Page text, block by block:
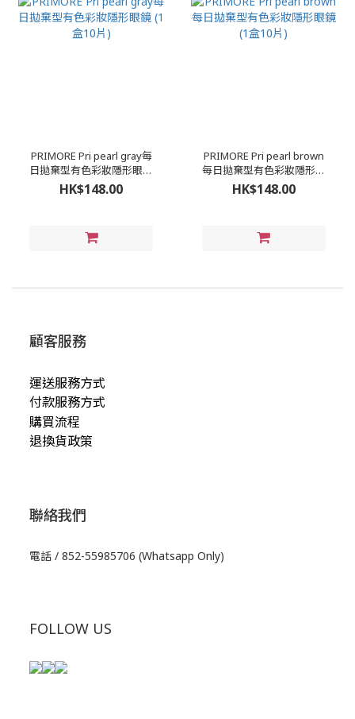
PRIMORE Pri pearl gray每
日拋棄型有色彩妝隱形眼鏡
(1盒10片)
HK$148.00
PRIMORE Pri pearl brown
每日拋棄型有色彩妝隱形眼
鏡 (1盒10片)
HK$148.00
顧客服務
運送服務方式
付款服務方式
購買流程
退換貨政策
聯絡我們
電話 / 852-55985706 (Whatsapp Only)
FOLLOW US